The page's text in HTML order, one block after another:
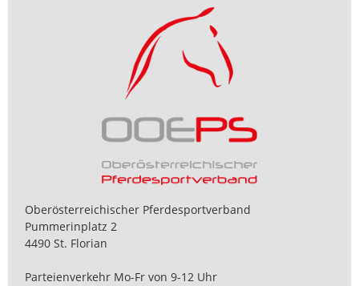
Oberösterreichischer Pferdesportverband
Pummerinplatz 2
4490 St. Florian
Parteienverkehr Mo-Fr von 9-12 Uhr